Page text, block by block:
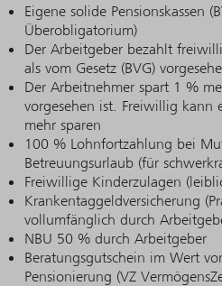
Eigene solide Pensionskassen
Überobligatorium)
Der Arbeitgeber bezahlt
als vom Gesetz (BVG)
Der Arbeitnehmer spart 1 %
vorgesehen ist. Freiwillig kann
mehr sparen
100 % Lohnfortzahlung bei
Betreuungsurlaub (für
Freiwillige Kinderzulagen
Krankentaggeldversicherung
vollumfänglich durch
NBU 50 % durch Arbeitgeber
Beratungsgutschein im Wert
Pensionierung (VZ